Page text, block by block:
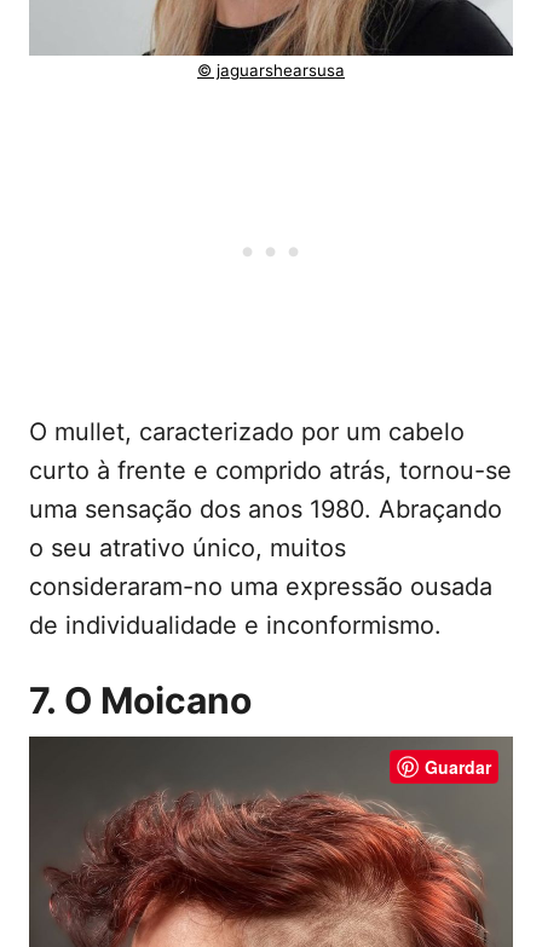
© jaguarshearsusa
O mullet, caracterizado por um cabelo
curto à frente e comprido atrás, tornou-se
uma sensação dos anos 1980. Abraçando
o seu atrativo único, muitos
consideraram-no uma expressão ousada
de individualidade e inconformismo.
7. O Moicano
Guardar